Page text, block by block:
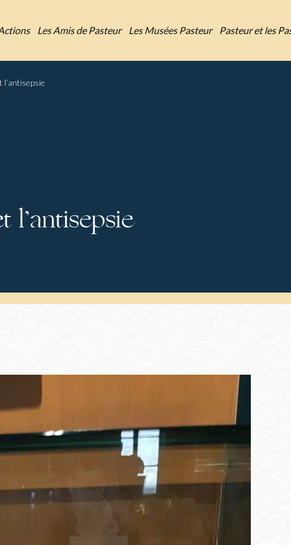
Les Amis de Pasteur Les Musées Pasteur Pasteur et les
l’antisepsie
l’antisepsie